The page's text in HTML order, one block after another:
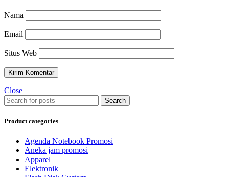
Nama
Email
Situs Web
Close
Search
Product categories
Agenda Notebook Promosi
Aneka jam promosi
Apparel
Elektronik